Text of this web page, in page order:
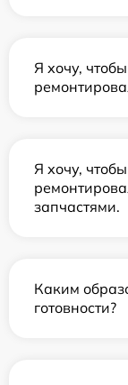
Я хочу,
Я хочу,
запчастями.
Каким
готовности?